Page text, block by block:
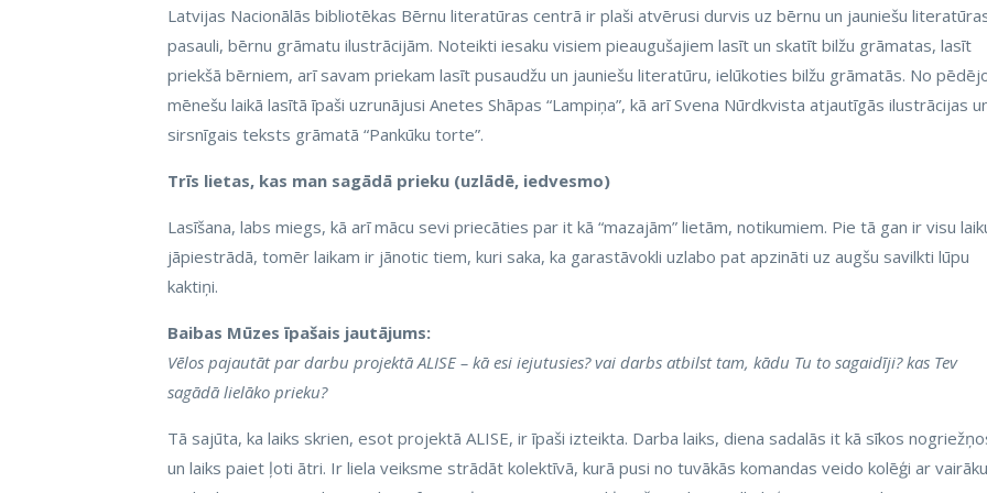
Latvijas Nacionālās bibliotēkas Bērnu literatūras centrā ir plaši atvērusi durvis uz bērnu un jauniešu
pasauli, bērnu grāmatu ilustrācijām. Noteikti iesaku visiem pieaugušajiem lasīt un skatīt bilžu grāmatas, lasīt
priekšā bērniem, arī savam priekam lasīt pusaudžu un jauniešu literatūru, ielūkoties bilžu grāmatās. No
mēnešu laikā lasītā īpaši uzrunājusi Anetes Shāpas “Lampiņa”, kā arī Svena Nūrdkvista atjautīgās ilustrācijas
sirsnīgais teksts grāmatā “Pankūku torte”.
Trīs lietas, kas man sagādā prieku (uzlādē, iedvesmo)
Lasīšana, labs miegs, kā arī mācu sevi priecāties par it kā “mazajām” lietām, notikumiem. Pie tā gan ir visu
jāpiestrādā, tomēr laikam ir jānotic tiem, kuri saka, ka garastāvokli uzlabo pat apzināti uz augšu savilkti lūpu
kaktiņi.
Baibas Mūzes īpašais jautājums:
Vēlos pajautāt par darbu projektā ALISE – kā esi iejutusies? vai darbs atbilst tam, kādu Tu to sagaidīji? kas Tev
sagādā lielāko prieku?
Tā sajūta, ka laiks skrien, esot projektā ALISE, ir īpaši izteikta. Darba laiks, diena sadalās it kā sīkos
un laiks paiet ļoti ātri. Ir liela veiksme strādāt kolektīvā, kurā pusi no tuvākās komandas veido kolēģi ar vairāku